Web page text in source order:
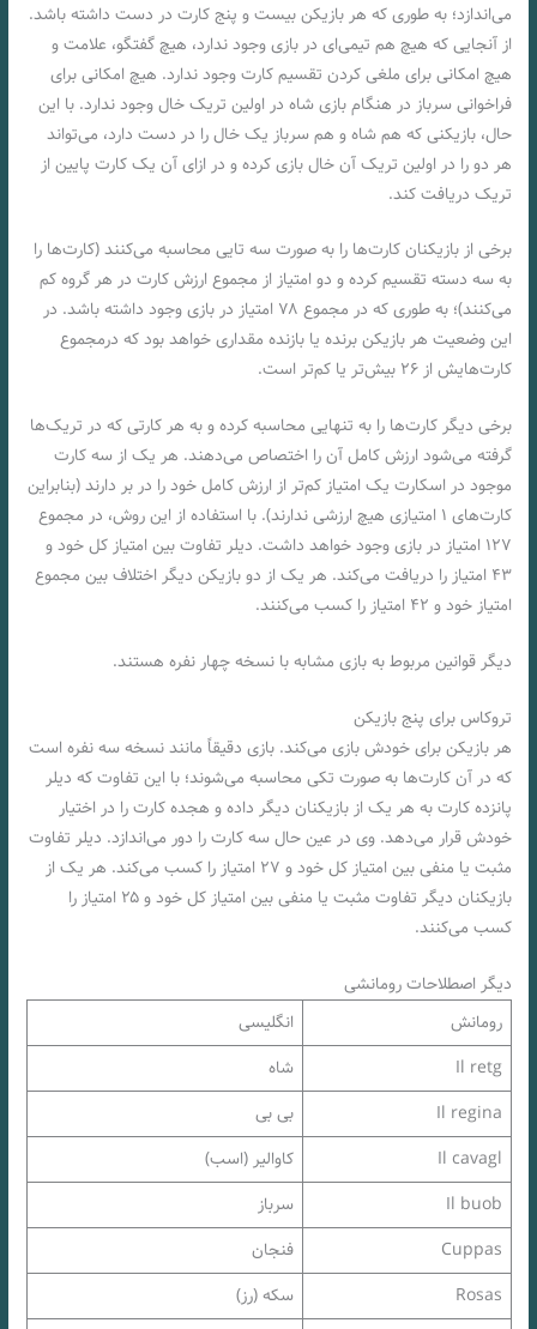
می‌اندازد؛ به طوری که هر بازیکن بیست و پنج کارت در دست داشته باشد.
از آنجایی که هیچ هم تیمی‌ای در بازی وجود ندارد، هیچ گفتگو، علامت و
هیچ امکانی برای ملغی کردن تقسيم کارت وجود ندارد. هیچ امکانی برای
فراخوانی سرباز در هنگام بازی شاه در اولین تریک خال وجود ندارد. با این
حال، بازیکنی که هم شاه و هم سرباز یک خال را در دست دارد، می‌تواند
هر دو را در اولین تریک آن خال بازی کرده و در ازای آن یک کارت پایین از
تریک دریافت کند.
برخی از بازیکنان کارت‌ها را به صورت سه تایی محاسبه می‌کنند (کارت‌ها را
به سه دسته تقسیم کرده و دو امتیاز از مجموع ارزش کارت در هر گروه کم
می‌کنند)؛ به طوری که در مجموع ۷۸ امتیاز در بازی وجود داشته باشد. در
این وضعیت هر بازیکن برنده یا بازنده مقداری خواهد بود که درمجموع
کارت‌هایش از ۲۶ بیش‌تر یا کم‌تر است.
برخی دیگر کارت‌ها را به تنهایی محاسبه کرده و به هر کارتی که در تریک‌ها
گرفته می‌شود ارزش کامل آن را اختصاص می‌دهند. هر یک از سه کارت
موجود در اسکارت یک امتیاز کم‌تر از ارزش کامل خود را در بر دارند (بنابراین
کارت‌های ۱ امتیازی هیچ ارزشی ندارند). با استفاده از این روش، در مجموع
۱۲۷ امتیاز در بازی وجود خواهد داشت. دیلر تفاوت بین امتیاز کل خود و
۴۳ امتیاز را دریافت می‌کند. هر یک از دو بازیکن دیگر اختلاف بین مجموع
امتیاز خود و ۴۲ امتیاز را کسب می‌کنند.
دیگر قوانین مربوط به بازی مشابه با نسخه چهار نفره هستند.
تروکاس برای پنج بازیکن
هر بازیکن برای خودش بازی می‌کند. بازی دقیقاً مانند نسخه سه نفره است
که در آن کارت‌ها به صورت تکی محاسبه می‌شوند؛ با این تفاوت که دیلر
پانزده کارت به هر یک از بازیکنان دیگر داده و هجده کارت را در اختیار
خودش قرار می‌دهد. وی در عین حال سه کارت را دور می‌اندازد. دیلر تفاوت
مثبت یا منفی بین امتیاز کل خود و ۲۷ امتیاز را کسب می‌کند. هر یک از
بازیکنان دیگر تفاوت مثبت یا منفی بین امتیاز کل خود و ۲۵ امتیاز را
کسب می‌کنند.
دیگر اصطلاحات رومانشی
رومانش
انگلیسی
Il retg
شاه
Il regina
بی بی
Il cavagl
کاوالیر (اسب)
Il buob
سرباز
Cuppas
فنجان
Rosas
سکه (رز)